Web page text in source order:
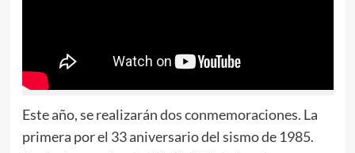
Este año, se realizarán dos conmemoraciones. La
primera por el 33 aniversario del sismo de 1985.